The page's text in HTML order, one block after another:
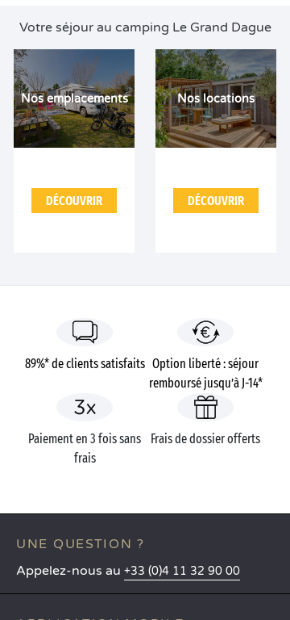
Votre séjour au camping Le Grand Dague
Nos emplacements
DÉCOUVRIR
Nos locations
DÉCOUVRIR
89%* de clients satisfaits Option liberté : séjour
remboursé jusqu’à J-14*
Paiement en 3 fois sans
frais
Frais de dossier offerts
UNE QUESTION ?
Appelez-nous au +33 (0)4 11 32 90 00